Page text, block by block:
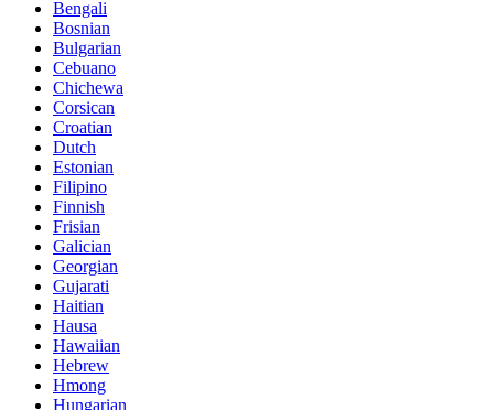
Bengali
Bosnian
Bulgarian
Cebuano
Chichewa
Corsican
Croatian
Dutch
Estonian
Filipino
Finnish
Frisian
Galician
Georgian
Gujarati
Haitian
Hausa
Hawaiian
Hebrew
Hmong
Hungarian